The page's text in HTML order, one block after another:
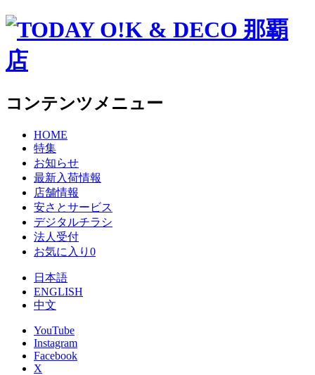
コンテンツメニュー
HOME
特集
お知らせ
最新入荷情報
店舗情報
安さとサービス
デジタルチラシ
法人受付
お気に入り 0
日本語
ENGLISH
中文
YouTube
Instagram
Facebook
X